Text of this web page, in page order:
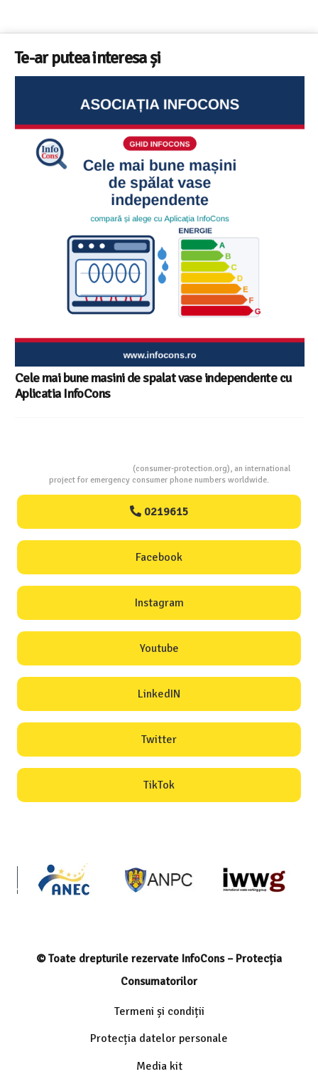
Te-ar putea interesa și
Ghid InfoCons – Cum sa alegi masina de spalat vase
(consumer-protection.org), an international
project for emergency consumer phone numbers worldwide.
0219615
Facebook
Instagram
Youtube
LinkedIN
Twitter
TikTok
© Toate drepturile rezervate InfoCons – Protecția
Consumatorilor
Termeni și condiții
Protecția datelor personale
Media kit